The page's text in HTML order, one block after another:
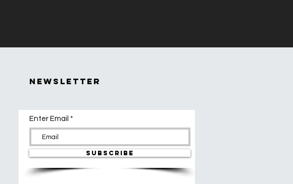
Newsletter
Enter Email
SUBSCRIBE